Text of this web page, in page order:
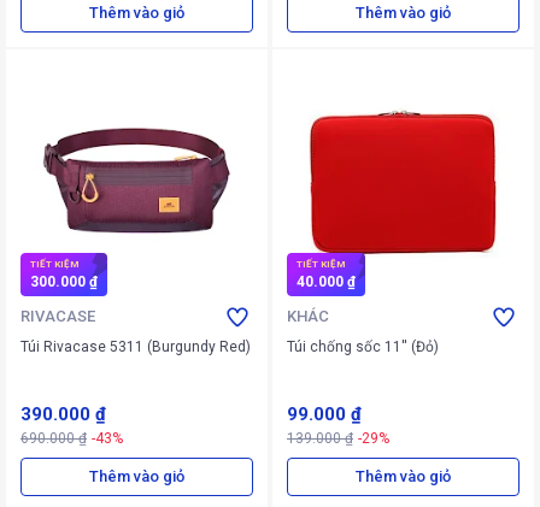
Thêm vào giỏ Thêm vào giỏ
TIẾT KIỆM
300.000 ₫
RIVACASE
Túi Rivacase 5311 (Burgundy Red)
390.000 ₫
690.000 ₫ -43%
Thêm vào giỏ
TIẾT KIỆM
40.000 ₫
KHÁC
Túi chống sốc 11'' (Đỏ)
99.000 ₫
139.000 ₫ -29%
Thêm vào giỏ